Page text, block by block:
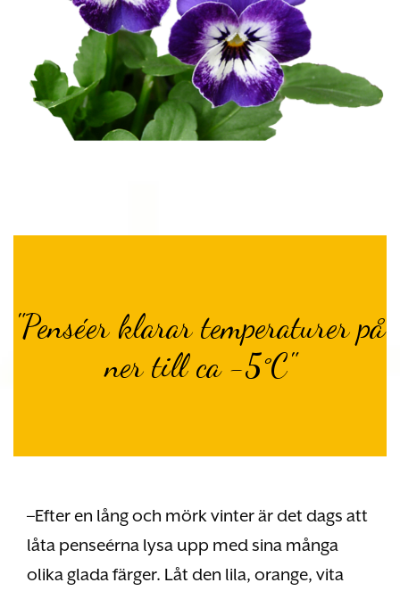
"Penséer klarar temperaturer på
ner till ca -5°C"
–Efter en lång och mörk vinter är det dags att
låta penseérna lysa upp med sina många
olika glada färger. Låt den lila, orange, vita